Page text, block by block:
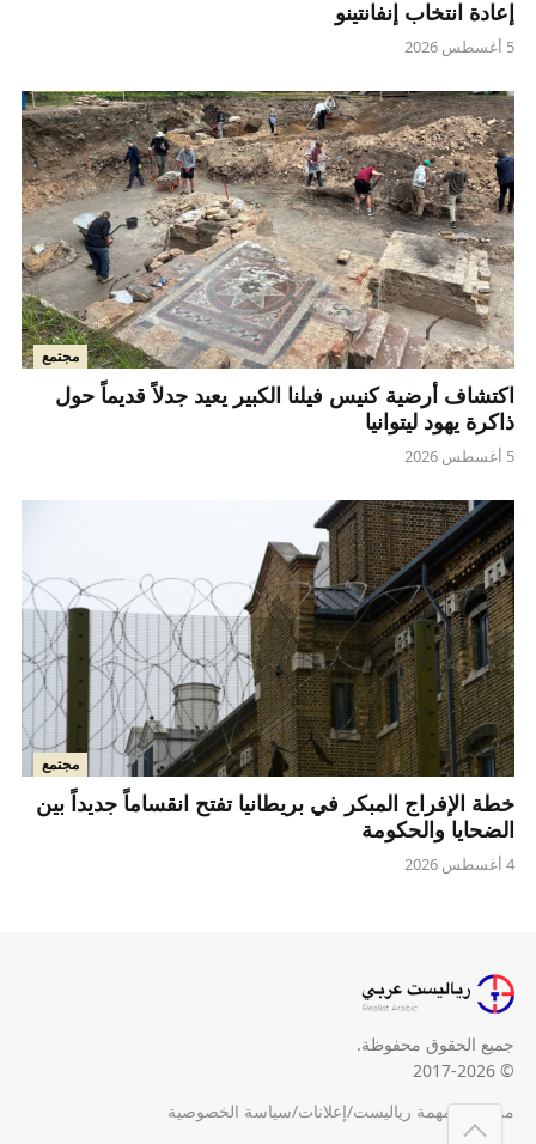
إعادة انتخاب إنفانتينو
5 أغسطس 2026
مجتمع
اكتشاف أرضية كنيس فيلنا الكبير يعيد جدلاً قديماً حول
ذاكرة يهود ليتوانيا
5 أغسطس 2026
مجتمع
خطة الإفراج المبكر في بريطانيا تفتح انقساماً جديداً بين
الضحايا والحكومة
4 أغسطس 2026
جميع الحقوق محفوظة.
© 2017-2026
من نحن/مهمة رياليست/إعلانات/سياسة الخصوصية